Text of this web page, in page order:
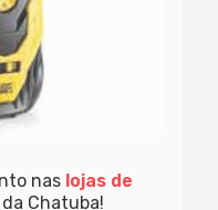
nas lojas de
da Chatuba!